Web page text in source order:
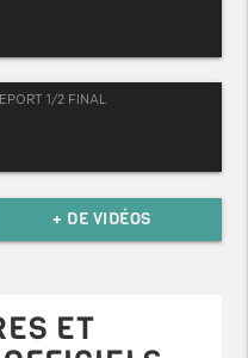
1/2 FINAL
+ DE VIDÉOS
ET